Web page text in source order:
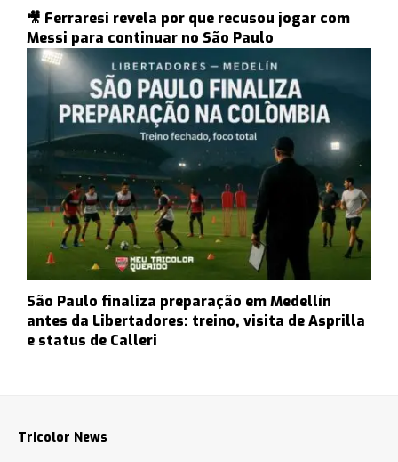
🎥 Ferraresi revela por que recusou jogar com
Messi para continuar no São Paulo
São Paulo finaliza preparação em Medellín
antes da Libertadores: treino, visita de Asprilla
e status de Calleri
Tricolor News